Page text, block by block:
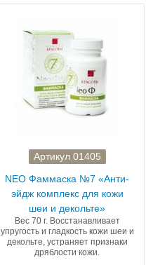
Артикул 01405
NEO Фаммаска №7 «Анти-
эйдж комплекс для кожи
шеи и декольте»
Вес 70 г. Восстанавливает
упругость и гладкость кожи шеи и
декольте, устраняет признаки
дряблости кожи.